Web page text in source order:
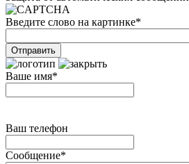
Введите слово на картинке*
Ваше имя*
Ваш телефон
Сообщение*